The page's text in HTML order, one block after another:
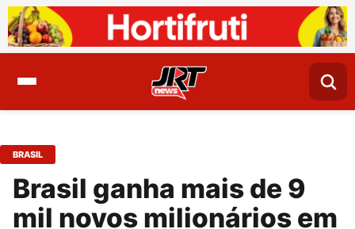
BRASIL
Brasil ganha mais de 9
mil novos milionários em